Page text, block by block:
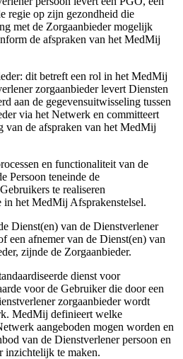
regie op zijn gezondheid die
met de Zorgaanbieder mogelijk
de afspraken van het MedMij
dit betreft een rol in het MedMij
zorgaanbieder levert Diensten
aan de gegevensuitwisseling tussen
via het Netwerk en committeert
van de afspraken van het MedMij
en functionaliteit van de
Persoon teneinde de
te realiseren
in het MedMij Afsprakenstelsel.
Dienst(en) van de Dienstverlener
een afnemer van de Dienst(en) van
zijnde de Zorgaanbieder.
dienst voor
voor de Gebruiker die door een
zorgaanbieder wordt
MedMij definieert welke
aangeboden mogen worden en
van de Dienstverlener persoon en
inzichtelijk te maken.